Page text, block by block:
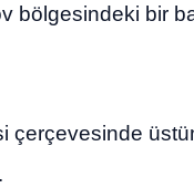
bölgesindeki bir
çerçevesinde